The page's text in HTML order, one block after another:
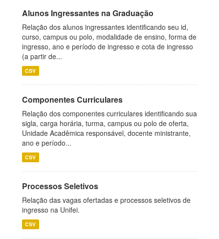
Alunos Ingressantes na Graduação
Relação dos alunos ingressantes identificando seu id,
curso, campus ou polo, modalidade de ensino, forma de
ingresso, ano e período de ingresso e cota de ingresso
(a partir de...
CSV
Componentes Curriculares
Relação dos componentes curriculares identificando sua
sigla, carga horária, turma, campus ou polo de oferta,
Unidade Acadêmica responsável, docente ministrante,
ano e período...
CSV
Processos Seletivos
Relação das vagas ofertadas e processos seletivos de
ingresso na Unifei.
CSV